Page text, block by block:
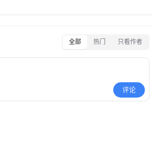
全部 热门 只看作者
评论